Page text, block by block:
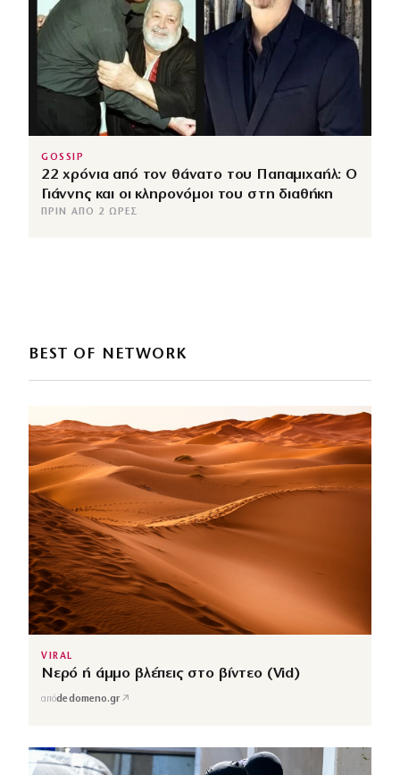
GOSSIP
22 χρόνια από τον θάνατο του Παπαμιχαήλ: Ο
Γιάννης και οι κληρονόμοι του στη διαθήκη
ΠΡΙΝ ΑΠΌ 2 ΏΡΕΣ
BEST OF NETWORK
VIRAL
Νερό ή άμμο βλέπεις στο βίντεο (Vid)
απόdedomeno.gr ↗